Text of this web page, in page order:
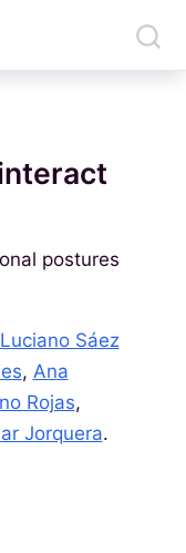
postures
Luciano Sáez
, Ana
Rojas,
Jorquera.